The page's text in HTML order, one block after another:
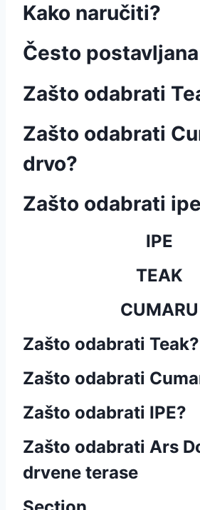
Kako naručiti?
Često
Zašto odabrati
Zašto odabrati
drvo?
Zašto odabrati
IPE
TEAK
CUMARU
Zašto odabrati Teak?
Zašto odabrati
Zašto odabrati IPE?
Zašto odabrati Ars
drvene terase